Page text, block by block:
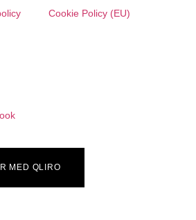
Cookie Policy (EU)
MED QLIRO